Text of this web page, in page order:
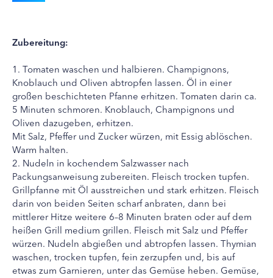
Zubereitung:
1. Tomaten waschen und halbieren. Champignons,
Knoblauch und Oliven abtropfen lassen. Öl in einer
großen beschichteten Pfanne erhitzen. Tomaten darin ca.
5 Minuten schmoren. Knoblauch, Champignons und
Oliven dazugeben, erhitzen.
Mit Salz, Pfeffer und Zucker würzen, mit Essig ablöschen.
Warm halten.
2. Nudeln in kochendem Salzwasser nach
Packungsanweisung zubereiten. Fleisch trocken tupfen.
Grillpfanne mit Öl ausstreichen und stark erhitzen. Fleisch
darin von beiden Seiten scharf anbraten, dann bei
mittlerer Hitze weitere 6–8 Minuten braten oder auf dem
heißen Grill medium grillen. Fleisch mit Salz und Pfeffer
würzen. Nudeln abgießen und abtropfen lassen. Thymian
waschen, trocken tupfen, fein zerzupfen und, bis auf
etwas zum Garnieren, unter das Gemüse heben. Gemüse,